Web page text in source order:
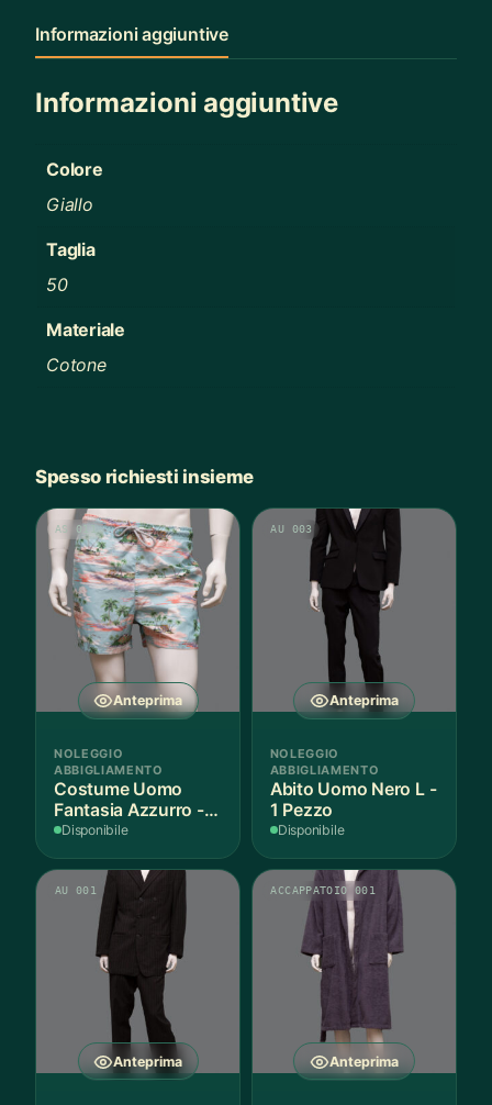
Informazioni aggiuntive
Informazioni aggiuntive
Colore
Giallo
Taglia
50
Materiale
Cotone
Spesso richiesti insieme
Anteprima
AS 011
NOLEGGIO
ABBIGLIAMENTO
Costume Uomo
Fantasia Azzurro - 1
Pezzo
Disponibile
Anteprima
AU 003
NOLEGGIO
ABBIGLIAMENTO
Abito Uomo Nero L -
1 Pezzo
Disponibile
Anteprima
AU 001
Anteprima
ACCAPPATOIO 001